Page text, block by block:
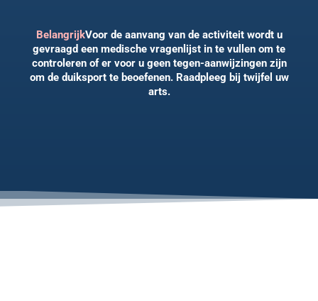
BelangrijkVoor de aanvang van de activiteit wordt u
gevraagd een medische vragenlijst in te vullen om te
controleren of er voor u geen tegen-aanwijzingen zijn
om de duiksport te beoefenen. Raadpleeg bij twijfel uw
arts.